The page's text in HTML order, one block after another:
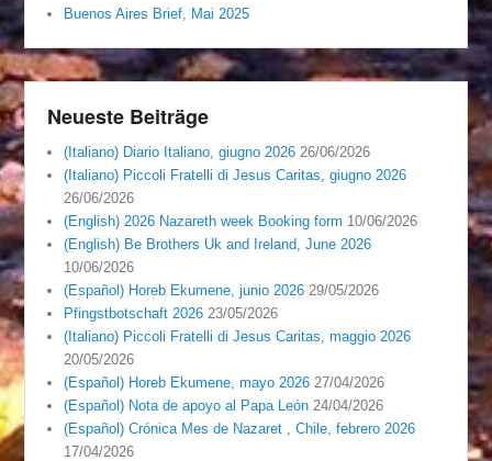
Buenos Aires Brief, Mai 2025
Neueste Beiträge
(Italiano) Diario Italiano, giugno 2026 26/06/2026
(Italiano) Piccoli Fratelli di Jesus Caritas, giugno 2026
26/06/2026
(English) 2026 Nazareth week Booking form 10/06/2026
(English) Be Brothers Uk and Ireland, June 2026
10/06/2026
(Español) Horeb Ekumene, junio 2026 29/05/2026
Pfingstbotschaft 2026 23/05/2026
(Italiano) Piccoli Fratelli di Jesus Caritas, maggio 2026
20/05/2026
(Español) Horeb Ekumene, mayo 2026 27/04/2026
(Español) Nota de apoyo al Papa León 24/04/2026
(Español) Crónica Mes de Nazaret , Chile, febrero 2026
17/04/2026